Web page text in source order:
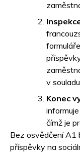
v
Konec
čímž je
Bez osvědčení A1
příspěvky na